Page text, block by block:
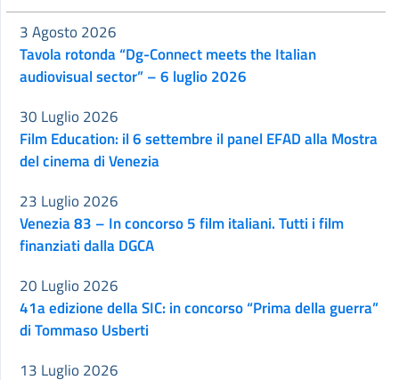
Tavola rotonda “Dg-Connect meets the Italian
audiovisual sector” – 6 luglio 2026
3 Agosto 2026
Film Education: il 6 settembre il panel EFAD alla Mostra
del cinema di Venezia
30 Luglio 2026
Venezia 83 – In concorso 5 film italiani. Tutti i film
finanziati dalla DGCA
23 Luglio 2026
41a edizione della SIC: in concorso “Prima della guerra”
di Tommaso Usberti
20 Luglio 2026
13 Luglio 2026